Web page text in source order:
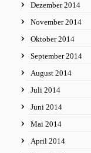
Dezember 2014
November 2014
Oktober 2014
September 2014
August 2014
Juli 2014
Juni 2014
Mai 2014
April 2014